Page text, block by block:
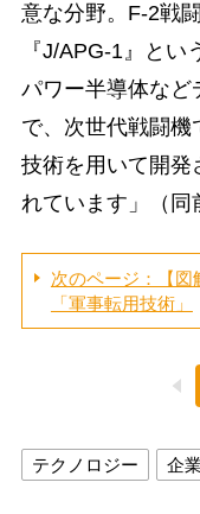
意な分野。F-2戦
『J/APG-1』とい
パワー半導体など
で、次世代戦闘
技術を用いて開発
れています」（同
次のページ：【
「軍事転用技術」
テクノロジー 企業